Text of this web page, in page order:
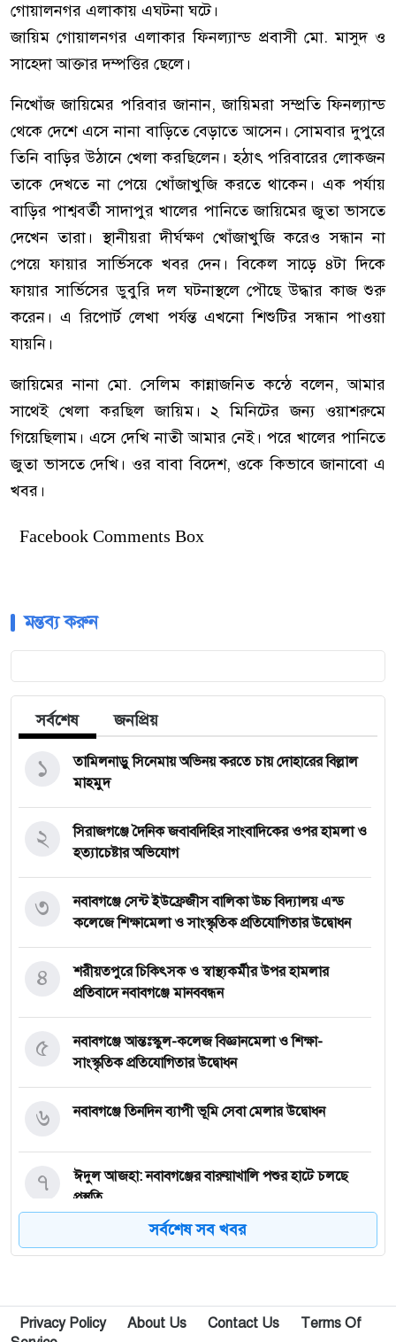
গোয়ালনগর এলাকায় এঘটনা ঘটে।
জায়িম গোয়ালনগর এলাকার ফিনল্যান্ড প্রবাসী মো. মাসুদ ও
সাহেদা আক্তার দম্পত্তির ছেলে।
নিখোঁজ জায়িমের পরিবার জানান, জায়িমরা সম্প্রতি ফিনল্যান্ড
থেকে দেশে এসে নানা বাড়িতে বেড়াতে আসেন। সোমবার দুপুরে
তিনি বাড়ির উঠানে খেলা করছিলেন। হঠাৎ পরিবারের লোকজন
তাকে দেখতে না পেয়ে খোঁজাখুজি করতে থাকেন। এক পর্যায়
বাড়ির পাশ্ববর্তী সাদাপুর খালের পানিতে জায়িমের জুতা ভাসতে
দেখেন তারা। স্থানীয়রা দীর্ঘক্ষণ খোঁজাখুজি করেও সন্ধান না
পেয়ে ফায়ার সার্ভিসকে খবর দেন। বিকেল সাড়ে ৪টা দিকে
ফায়ার সার্ভিসের ডুবুরি দল ঘটনাস্থলে পৌছে উদ্ধার কাজ শুরু
করেন। এ রিপোর্ট লেখা পর্যন্ত এখনো শিশুটির সন্ধান পাওয়া
যায়নি।
জায়িমের নানা মো. সেলিম কান্নাজনিত কন্ঠে বলেন, আমার
সাথেই খেলা করছিল জায়িম। ২ মিনিটের জন্য ওয়াশরুমে
গিয়েছিলাম। এসে দেখি নাতী আমার নেই। পরে খালের পানিতে
জুতা ভাসতে দেখি। ওর বাবা বিদেশ, ওকে কিভাবে জানাবো এ
খবর।
Facebook Comments Box
মন্তব্য করুন
সর্বশেষ জনপ্রিয়
তামিলনাড়ু সিনেমায় অভিনয় করতে চায় দোহারের বিল্লাল
মাহমুদ
১
সিরাজগঞ্জে দৈনিক জবাবদিহির সাংবাদিকের ওপর হামলা ও
হত্যাচেষ্টার অভিযোগ
২
নবাবগঞ্জে সেন্ট ইউফ্রেজীস বালিকা উচ্চ বিদ্যালয় এন্ড
কলেজে শিক্ষামেলা ও সাংস্কৃতিক প্রতিযোগিতার উদ্বোধন
৩
শরীয়তপুরে চিকিৎসক ও স্বাস্থ্যকর্মীর উপর হামলার
প্রতিবাদে নবাবগঞ্জে মানববন্ধন
৪
নবাবগঞ্জে আন্তঃস্কুল-কলেজ বিজ্ঞানমেলা ও শিক্ষা-
সাংস্কৃতিক প্রতিযোগিতার উদ্বোধন
৫
নবাবগঞ্জে তিনদিন ব্যাপী ভূমি সেবা মেলার উদ্বোধন
৬
ঈদুল আজহা: নবাবগঞ্জের বারুয়াখালি পশুর হাটে চলছে
প্রস্তুতি
৭
নবাবগঞ্জে পরিস্কার পরিচ্ছন্নতা অভিযানে এমপি
৮
পপুলার লাইফ ইন্স্যুরেন্স পিএলসির নবাবগঞ্জ অঞ্চলে বার্ষিক
সম্মেলন ও চেক হস্তান্তর
৯
সর্বশেষ সব খবর
Privacy Policy About Us Contact Us
Terms Of